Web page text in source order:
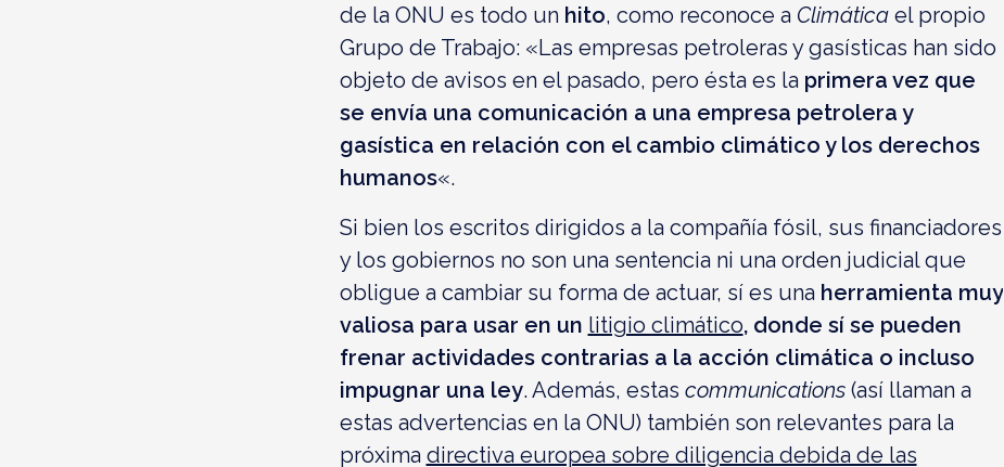
de la ONU es todo un hito, como reconoce a Climática el propio
Grupo de Trabajo: «Las empresas petroleras y gasísticas han sido
objeto de avisos en el pasado, pero ésta es la primera vez que
se envía una comunicación a una empresa petrolera y
gasística en relación con el cambio climático y los derechos
humanos«.
Si bien los escritos dirigidos a la compañía fósil, sus financiadores
y los gobiernos no son una sentencia ni una orden judicial que
obligue a cambiar su forma de actuar, sí es una herramienta muy
valiosa para usar en un litigio climático, donde sí se pueden
frenar actividades contrarias a la acción climática o incluso
impugnar una ley. Además, estas communications(así llaman a
estas advertencias en la ONU) también son relevantes para la
próxima directiva europea sobre diligencia debida de las